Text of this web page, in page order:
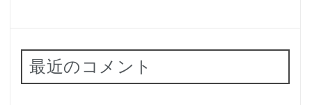
最近のコメント